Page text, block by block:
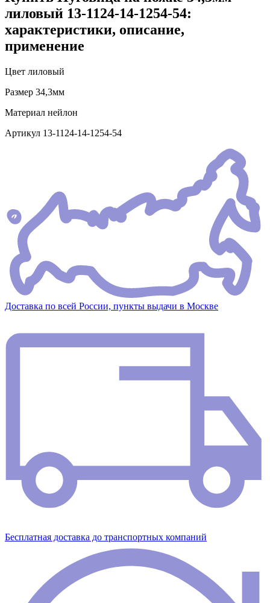
лиловый 13-1124-14-1254-54:
характеристики, описание,
применение
Цвет лиловый
Размер 34,3мм
Материал нейлон
Артикул 13-1124-14-1254-54
Доставка по всей России, пункты выдачи в Москве
Бесплатная доставка до транспортных компаний